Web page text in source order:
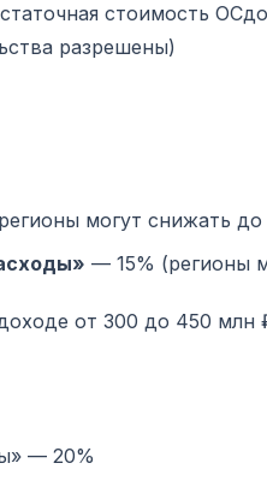
стоимость
разрешены)
могут снижать до
— 15% (регионы
от 300 до 450 млн
— 20%